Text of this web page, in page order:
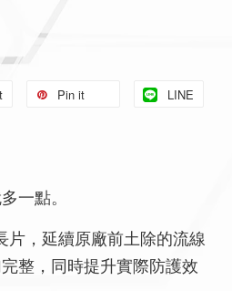
Pin it LINE
一點。
片，延續原廠前土除的流線
整，同時提升實際防護效